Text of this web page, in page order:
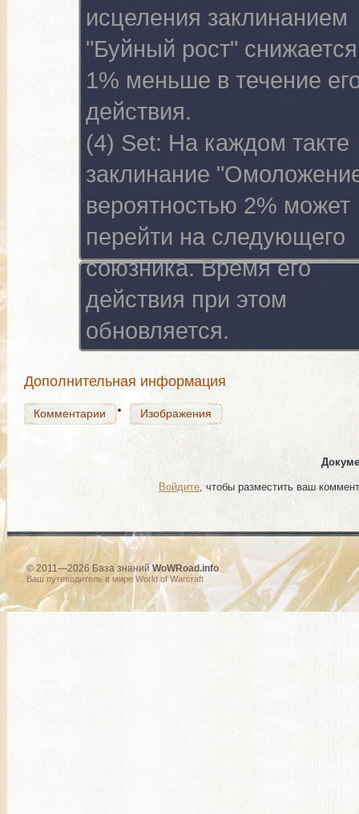
исцеления заклинанием
"Буйный рост"
1% меньше в течение
действия.
(4) Set: На каждом такте
заклинание
вероятностью 2% может
перейти на следующего
союзника. Время его
действия при этом
обновляется.
Дополнительная информация
Комментарии Изображения
Комментарии Изображения
Войдите , чтобы разместить ваш
© 2011—2026 База знанийWoWRoad.info
Ваш путеводитель в мире World of Warcraft